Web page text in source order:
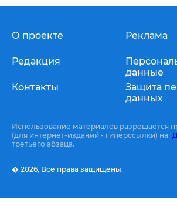
О проекте
Редакция
Контакты
Реклама
данные
Защита
данных
Использование материалов разрешается
(для интернет-изданий - гиперссылки) на "
третьего абзаца.
� 2026, Все права защищены.